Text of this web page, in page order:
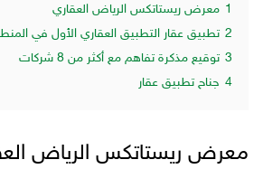
1 معرض ريستاتكس الرياض العقاري
2 تطبيق عقار التطبيق العقاري الأول في
3 توقيع مذكرة تفاهم مع أكثر من 8 شركات
4 جناح تطبيق عقار
معرض ريستاتكس الرياض